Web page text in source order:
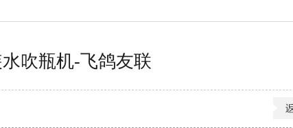
吹瓶机-飞鸽友联